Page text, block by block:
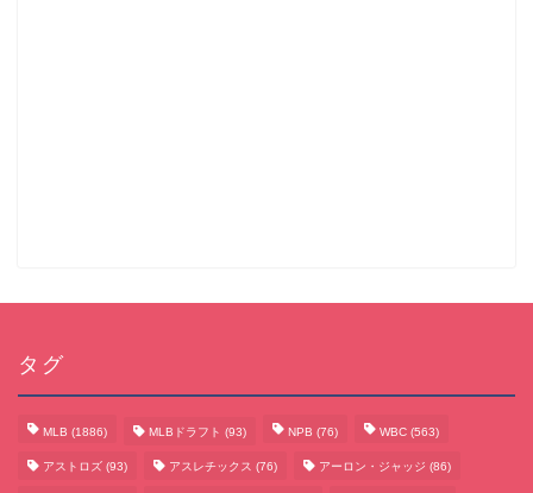
タグ
MLB (1886) MLBドラフト (93) NPB (76) WBC (563)
アストロズ (93) アスレチックス (76) アーロン・ジャッジ (86)